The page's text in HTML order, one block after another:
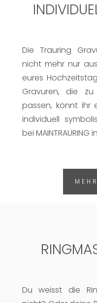
Die Trauring
nicht mehr nur
eures
Gravuren, die
passen, könnt ihr
individuell
bei MAINTRAURING
Du weisst die